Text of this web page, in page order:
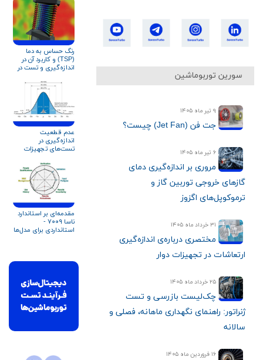
سورین توربوماشین
۹ تیر ماه ۱۴۰۵
جت فن (Jet Fan) چیست؟
۶ تیر ماه ۱۴۰۵
مروری بر اندازه‌گیری دمای
گازهای خروجی توربین گاز و
ترموکوپل‌های اگزوز
۳۱ خرداد ماه ۱۴۰۵
مختصری درباره‌ی اندازه‌گیری
ارتعاشات در تجهیزات دوار
۲۵ خرداد ماه ۱۴۰۵
چک‌لیست بازرسی و تست
ژنراتور: راهنمای نگهداری ماهانه، فصلی و
سالانه
۱۶ فروردین ماه ۱۴۰۵
رنگ حساس به دما
(TSP) و کاربرد آن در
اندازه‌گیری و تست در
عدم قطعیت
اندازه‌گیری در
تست‌های تجهیزات
چالش‌ها، روش‌ها و
استانداردها
مقدمه‌ای بر استاندارد
ناسا ۷۰۰۹ -
استانداردی برای مدل‌ها